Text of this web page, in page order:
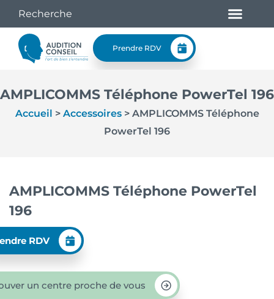
Prendre RDV
AMPLICOMMS Téléphone PowerTel 196
Accueil > Accessoires> AMPLICOMMS Téléphone
PowerTel 196
AMPLICOMMS Téléphone PowerTel
196
RDV
un centre proche de vous